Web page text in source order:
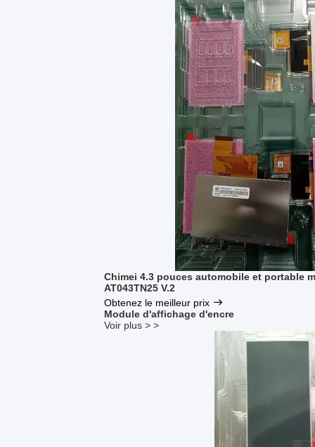
Chimei 4.3 pouces automobile et portable
AT043TN25 V.2
Obtenez le meilleur prix
Module d'affichage d'encre
Voir plus > >